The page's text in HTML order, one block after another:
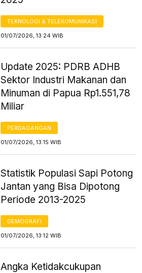
TEKNOLOGI & TELEKOMUNIKASI
01/07/2026, 13:24 WIB
Update 2025: PDRB ADHB
Sektor Industri Makanan dan
Minuman di Papua Rp1.551,78
Miliar
PERDAGANGAN
01/07/2026, 13:15 WIB
Statistik Populasi Sapi Potong
Jantan yang Bisa Dipotong
Periode 2013-2025
DEMOGRAFI
01/07/2026, 13:12 WIB
Angka Ketidakcukupan